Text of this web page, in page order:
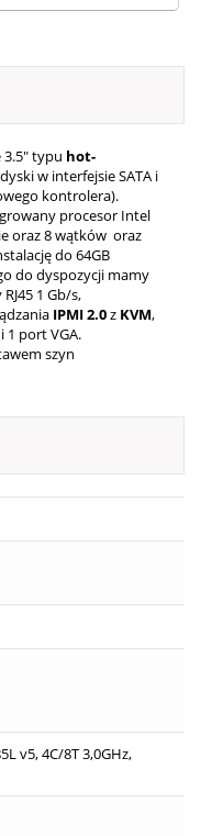
3.5" typu hot-
w interfejsie SATA i
kontrolera).
procesor Intel
oraz 8 wątków oraz
do 64GB
do dyspozycji mamy
1 Gb/s,
IPMI2.0z KVM,
1 port VGA.
szyn
v5, 4C/8T 3,0GHz,